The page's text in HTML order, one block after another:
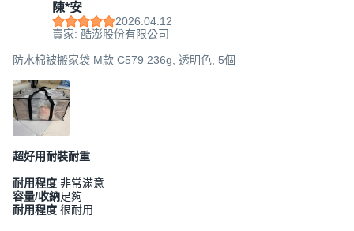
陳*安
2026.04.12
賣家: 酷澎股份有限公司
防水棉被搬家袋 M款 C579 236g, 透明色, 5個
超好用耐裝耐重
耐用程度 非常滿意
容量/收納足夠
耐用程度 很耐用